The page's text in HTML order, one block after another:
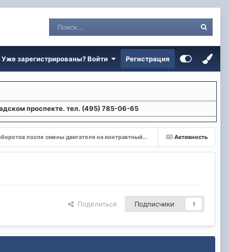
Уже зарегистрированы? Войти Регистрация
проспекте. тел. (495) 785-06-65
Активность
после смены двигателя на контрактный...
Поделиться Подписчики 1